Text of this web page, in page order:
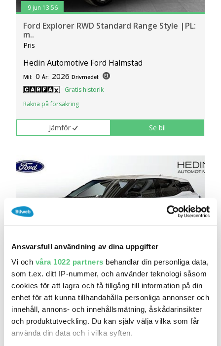
Ansvarsfull användning av dina uppgifter
Vi och våra 1022 partners behandlar din personliga data,
som t.ex. ditt IP-nummer, och använder teknologi såsom
cookies för att lagra och få tillgång till information på din
enhet för att kunna tillhandahålla personliga annonser och
innehåll, annons- och innehållsmätning, åskådarinsikter
och produktutveckling. Du kan själv välja vilka som får
använda din data och i vilka syften.
9 jun 13:56
Ford Explorer RWD Standard Range Style |PL:
m..
Pris
Hedin Automotive Ford Halmstad
Mil: 0 År: 2026 Drivmedel:
Gratis historik
Räkna på försäkring
Jämför Se bil
9 jun 13:56
Ford Explorer RWD Standard Range Style |PL:
m..
Pris
Hedin Automotive Ford Halmstad
0 2026